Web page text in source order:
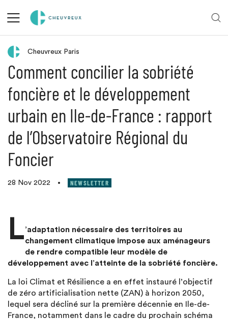
Retour aux actualités
Cheuvreux Paris
Comment concilier la sobriété
foncière et le développement
urbain en Ile-de-France : rapport
de l’Observatoire Régional du
Foncier
28 Nov 2022 • NEWSLETTER
L’adaptation nécessaire des territoires au
changement climatique impose aux aménageurs
de rendre compatible leur modèle de
développement avec l’atteinte de la sobriété foncière.
La loi Climat et Résilience a en effet instauré l’objectif
de zéro artificialisation nette (ZAN) à horizon 2050,
lequel sera décliné sur la première décennie en Ile-de-
France, notamment dans le cadre du prochain schéma